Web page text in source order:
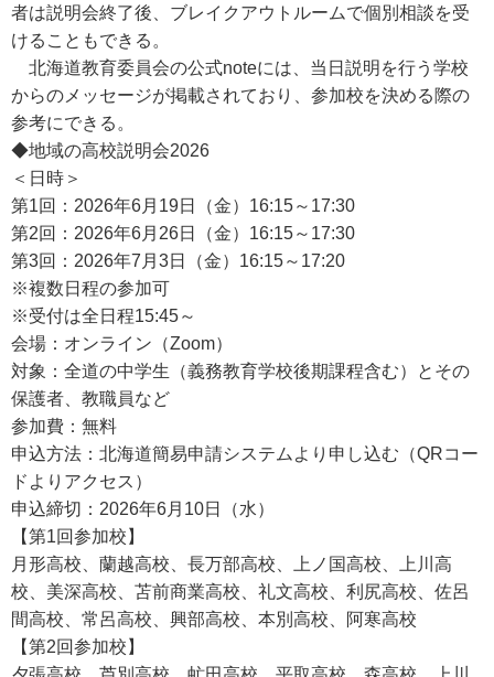
者は説明会終了後、ブレイクアウトルームで個別相談を受
けることもできる。
北海道教育委員会の公式noteには、当日説明を行う学校
からのメッセージが掲載されており、参加校を決める際の
参考にできる。
◆地域の高校説明会2026
＜日時＞
第1回：2026年6月19日（金）16:15～17:30
第2回：2026年6月26日（金）16:15～17:30
第3回：2026年7月3日（金）16:15～17:20
※複数日程の参加可
※受付は全日程15:45～
会場：オンライン（Zoom）
対象：全道の中学生（義務教育学校後期課程含む）とその
保護者、教職員など
参加費：無料
申込方法：北海道簡易申請システムより申し込む（QRコー
ドよりアクセス）
申込締切：2026年6月10日（水）
【第1回参加校】
月形高校、蘭越高校、長万部高校、上ノ国高校、上川高
校、美深高校、苫前商業高校、礼文高校、利尻高校、佐呂
間高校、常呂高校、興部高校、本別高校、阿寒高校
【第2回参加校】